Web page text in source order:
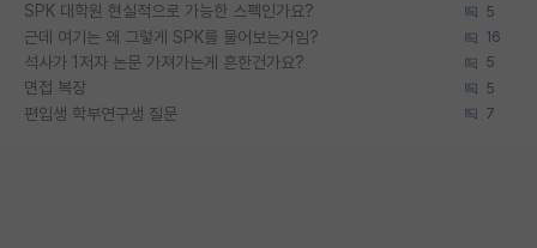
SPK 대학원 현실적으로 가능한 스펙인가요? 5
근데 여기는 왜 그렇게 SPK를 물어보는거임? 16
석사가 1저자 논문 가져가는게 흔한건가요? 5
면접 복장 5
편입생 학부연구생 질문 7